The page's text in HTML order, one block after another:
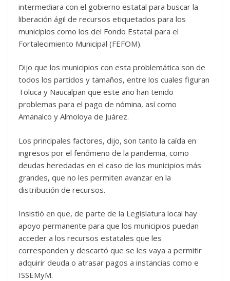
intermediara con el gobierno estatal para buscar la
liberación ágil de recursos etiquetados para los
municipios como los del Fondo Estatal para el
Fortalecimiento Municipal (FEFOM).
Dijo que los municipios con esta problemática son de
todos los partidos y tamaños, entre los cuales figuran
Toluca y Naucalpan que este año han tenido
problemas para el pago de nómina, así como
Amanalco y Almoloya de Juárez.
Los principales factores, dijo, son tanto la caída en
ingresos por el fenómeno de la pandemia, como
deudas heredadas en el caso de los municipios más
grandes, que no les permiten avanzar en la
distribución de recursos.
Insistió en que, de parte de la Legislatura local hay
apoyo permanente para que los municipios puedan
acceder a los recursos estatales que les
corresponden y descartó que se les vaya a permitir
adquirir deuda o atrasar pagos a instancias como e
ISSEMyM.